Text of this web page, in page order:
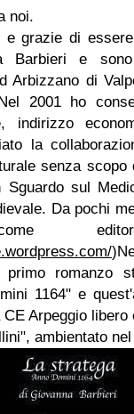
noi.
e grazie di
Barbieri e
Arbizzano di
2001 ho
indirizzo
la
senza scopo
Sguardo sul
Da pochi
romanzo
1164" e
Arpeggio libero
ambientato